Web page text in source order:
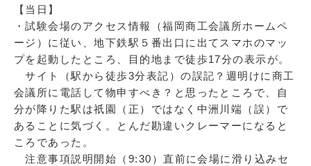
【当日】
・試験会場のアクセス情報（福岡商工会議所ホームペ
ージ）に従い、地下鉄駅５番出口に出てスマホのマッ
プを起動したところ、目的地まで徒歩17分の表示が。
サイト（駅から徒歩3分表記）の誤記？週明けに商工
会議所に電話して物申すべき？と思ったところで、自
分が降りた駅は祇園（正）ではなく中洲川端（誤）で
あることに気づく。とんだ勘違いクレーマーになると
ころであった。
注意事項説明開始（9:30）直前に会場に滑り込みセ